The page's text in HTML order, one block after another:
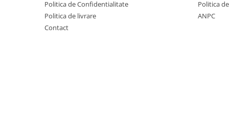
Dosare Plastic
Folii de protecție
Politica de Confidentialitate
Politica de livrare
Contact
Politica
ANPC